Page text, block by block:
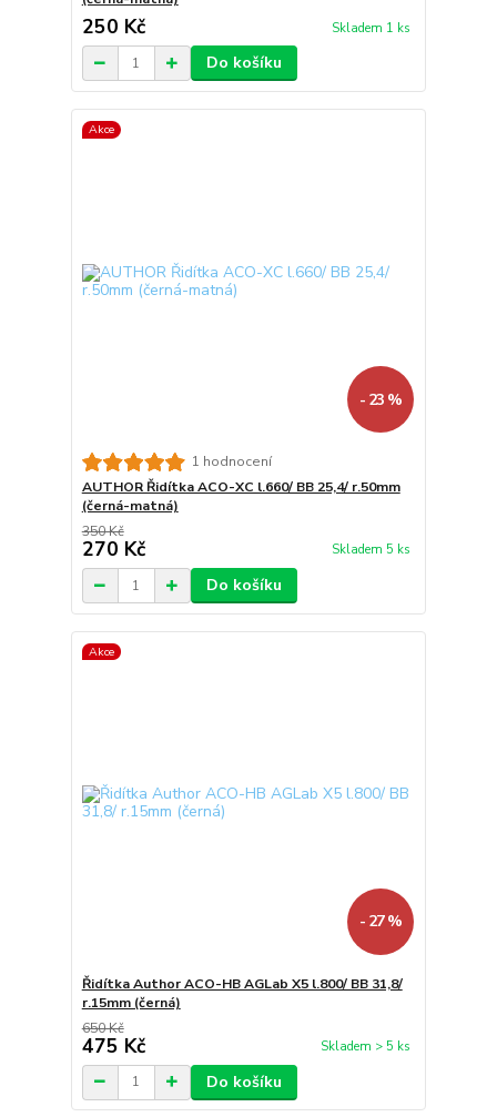
250 Kč Skladem 1 ks
Do košíku
Akce
- 23 %
1 hodnocení
AUTHOR Řidítka ACO-XC l.660/ BB 25,4/ r.50mm
(černá-matná)
350 Kč
270 Kč Skladem 5 ks
Do košíku
Akce
- 27 %
Řidítka Author ACO-HB AGLab X5 l.800/ BB 31,8/
r.15mm (černá)
650 Kč
475 Kč Skladem > 5 ks
Do košíku